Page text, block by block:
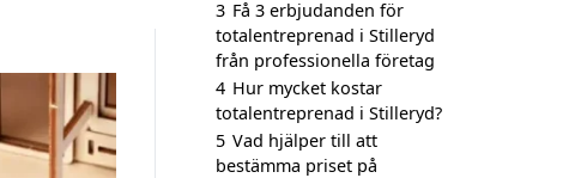
3 Få 3 erbjudanden för
totalentreprenad i Stilleryd
från professionella företag
4 Hur mycket kostar
totalentreprenad i Stilleryd?
5 Vad hjälper till att
bestämma priset på